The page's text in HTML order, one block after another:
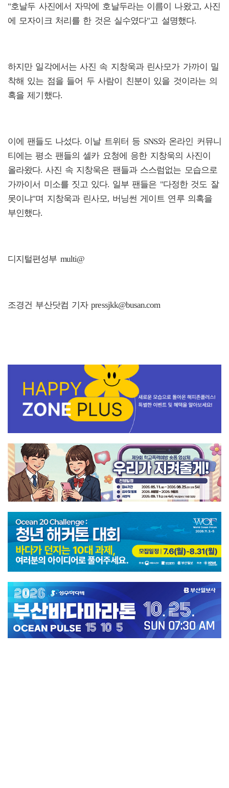
"호날두 사진에서 자막에 호날두라는 이름이 나왔고, 사진
에 모자이크 처리를 한 것은 실수였다"고 설명했다.
하지만 일각에서는 사진 속 지창욱과 린사모가 가까이 밀
착해 있는 점을 들어 두 사람이 친분이 있을 것이라는 의
혹을 제기했다.
이에 팬들도 나섰다. 이날 트위터 등 SNS와 온라인 커뮤니
티에는 평소 팬들의 셀카 요청에 응한 지창욱의 사진이
올라왔다. 사진 속 지창욱은 팬들과 스스럼없는 모습으로
가까이서 미소를 짓고 있다. 일부 팬들은 "다정한 것도 잘
못이냐"며 지창욱과 린사모, 버닝썬 게이트 연루 의혹을
부인했다.
디지털편성부 multi@
조경건 부산닷컴 기자 pressjkk@busan.com